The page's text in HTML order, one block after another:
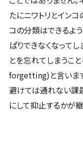
たにニワトリとイン
コの分類はできるよ
ぱりできなくなって
とを忘れてしまう
forgetting)と言いま
避けては通れない課
にして抑止するかが